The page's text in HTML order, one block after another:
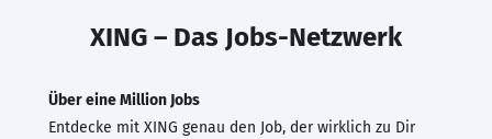
XING – Das Jobs-Netzwerk
Über eine Million Jobs
Entdecke mit XING genau den Job, der wirklich zu Dir